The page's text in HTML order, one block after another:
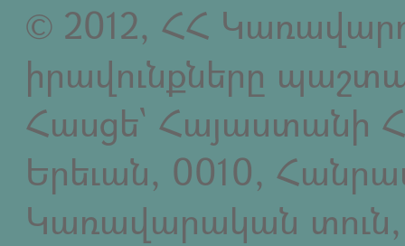
© 2012, ՀՀ
իրավունքները
Հասցե` Հայաստանի
Երեւան, 0010,
Կառավարական տուն,